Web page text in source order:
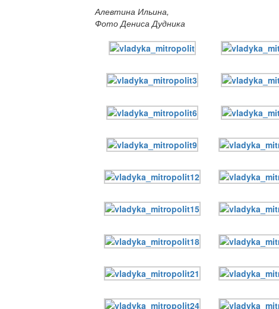
Алевтина Ильина,
Фото Дениса Дудника